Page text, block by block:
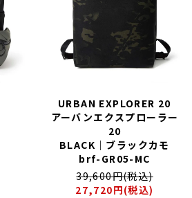
URBAN EXPLORER 20
アーバンエクスプローラー
20
BLACK｜ブラックカモ
brf-GR05-MC
39,600円(税込)
27,720円(税込)